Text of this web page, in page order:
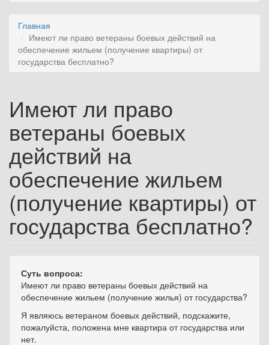
Главная
Имеют ли право ветераны боевых действий на
обеспечение жильем (получение квартиры) от
государства бесплатно?
Имеют ли право
ветераны боевых
действий на
обеспечение жильем
(получение квартиры) от
государства бесплатно?
Суть вопроса:
Имеют ли право ветераны боевых действий на
обеспечение жильем (получение жилья) от государства?
Я являюсь ветераном боевых действий, подскажите,
пожалуйста, положена мне квартира от государства или
нет.